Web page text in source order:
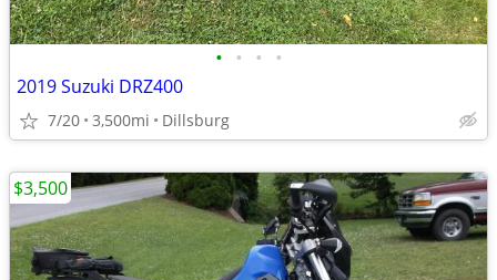
• • • •
2019 Suzuki DRZ400
7/20 3,500mi Dillsburg
$3,500